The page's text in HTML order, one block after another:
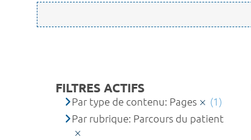
FILTRES ACTIFS
Par type de contenu: Pages
(1)
Par rubrique: Parcours du patient